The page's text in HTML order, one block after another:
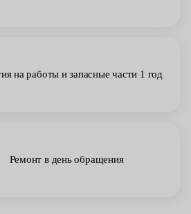
на работы и запасные части 1 год
Ремонт в день обращения